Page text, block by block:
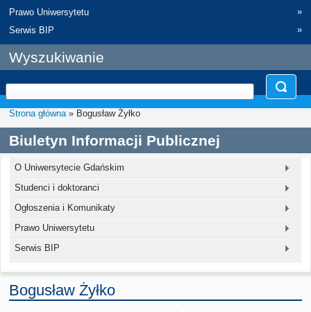
Prawo Uniwersytetu
»
Serwis BIP
»
Wyszukiwanie
Strona główna» Bogusław Żyłko
Biuletyn Informacji Publicznej
O Uniwersytecie Gdańskim
Studenci i doktoranci
Ogłoszenia i Komunikaty
Prawo Uniwersytetu
Serwis BIP
Bogusław Żyłko